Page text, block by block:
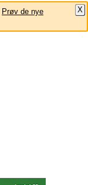
Prøv de nye
X